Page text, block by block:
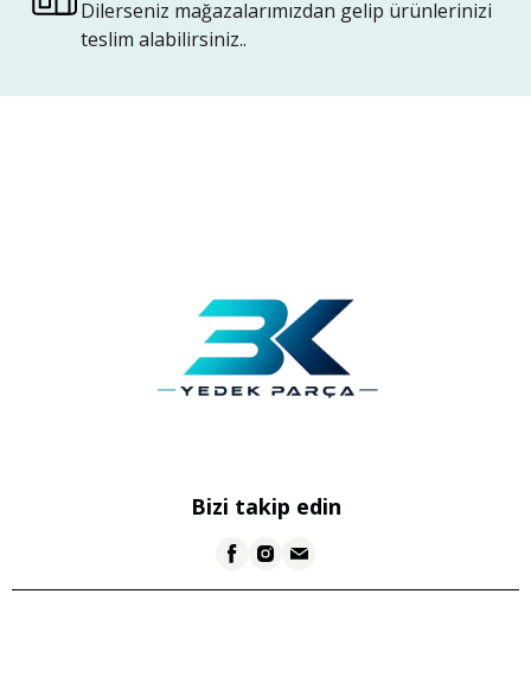
Dilerseniz mağazalarımızdan gelip ürünlerinizi
teslim alabilirsiniz..
Bizi takip edin